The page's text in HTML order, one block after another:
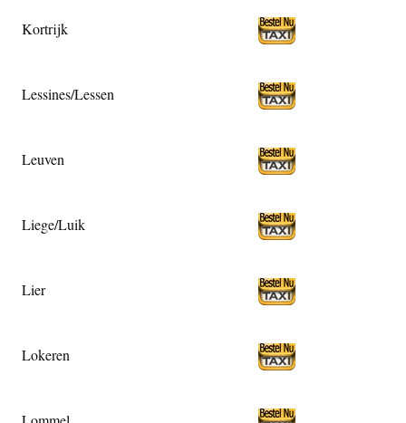
Kortrijk
Lessines/Lessen
Leuven
Liege/Luik
Lier
Lokeren